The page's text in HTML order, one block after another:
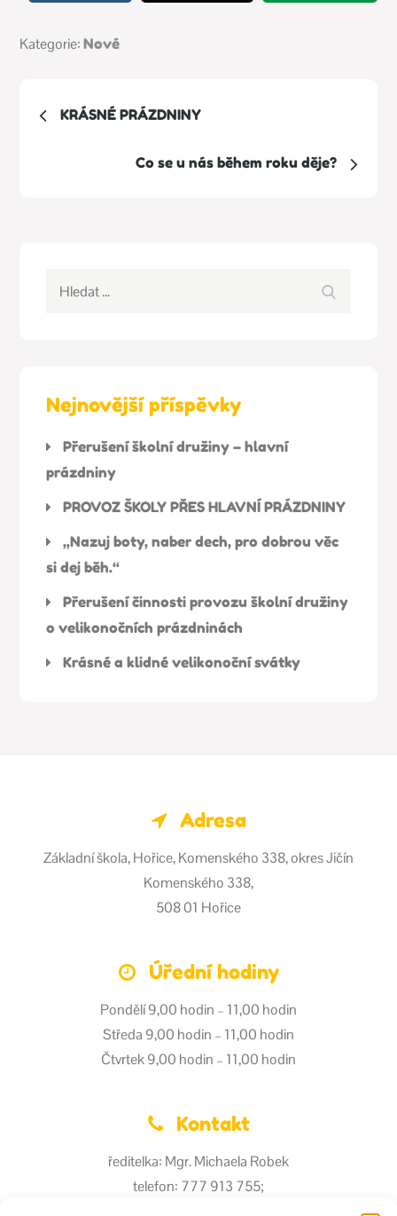
Kategorie:
Kategorie:Nové
Navigace
KRÁSNÉ PRÁZDNINY
Co se u nás během roku děje?
Nejnovější příspěvky
Přerušení školní družiny – hlavní
prázdniny
PROVOZ ŠKOLY PŘES HLAVNÍ PRÁZDNINY
„Nazuj boty, naber dech, pro dobrou věc
si dej běh.“
Přerušení činnosti provozu školní družiny
o velikonočních prázdninách
Krásné a klidné velikonoční svátky
Adresa
Základní škola, Hořice, Komenského 338, okres Jičín
Komenského 338,
508 01 Hořice
Úřední hodiny
Pondělí 9,00 hodin – 11,00 hodin
Středa 9,00 hodin – 11,00 hodin
Čtvrtek 9,00 hodin – 11,00 hodin
Kontakt
ředitelka: Mgr. Michaela Robek
telefon: 777 913 755;